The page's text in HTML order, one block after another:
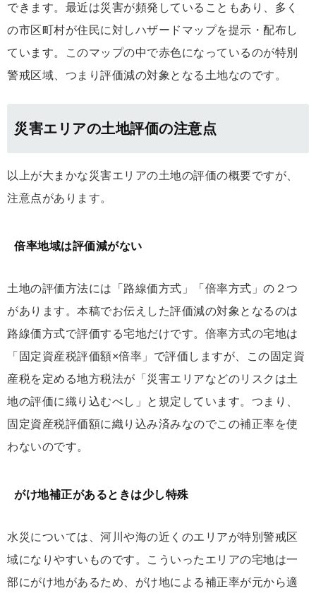
できます。最近は災害が頻発していることもあり、多く
の市区町村が住民に対しハザードマップを提示・配布し
ています。このマップの中で赤色になっているのが特別
警戒区域、つまり評価減の対象となる土地なのです。
災害エリアの土地評価の注意点
以上が大まかな災害エリアの土地の評価の概要ですが、
注意点があります。
倍率地域は評価減がない
土地の評価方法には「路線価方式」「倍率方式」の２つ
があります。本稿でお伝えした評価減の対象となるのは
路線価方式で評価する宅地だけです。倍率方式の宅地は
「固定資産税評価額×倍率」で評価しますが、この固定資
産税を定める地方税法が「災害エリアなどのリスクは土
地の評価に織り込むべし」と規定しています。つまり、
固定資産税評価額に織り込み済みなのでこの補正率を使
わないのです。
がけ地補正があるときは少し特殊
水災については、河川や海の近くのエリアが特別警戒区
域になりやすいものです。こういったエリアの宅地は一
部にがけ地があるため、がけ地による補正率が元から適